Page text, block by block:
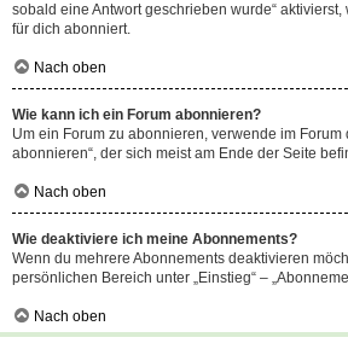
sobald eine Antwort geschrieben wurde“
für dich abonniert.
Nach oben
Wie kann ich ein Forum abonnieren?
Um ein Forum zu abonnieren, verwende im Forum
abonnieren“, der sich meist am Ende der Seite
Nach oben
Wie deaktiviere ich meine Abonnements?
Wenn du mehrere Abonnements deaktivieren
persönlichen Bereich unter „Einstieg“ –
Nach oben